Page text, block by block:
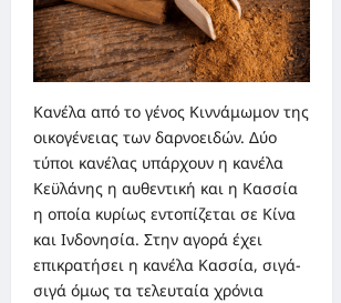
Κανέλα από το γένος Κιννάμωμον της
οικογένειας των δαρνοειδών. Δύο
τύποι κανέλας υπάρχουν η κανέλα
Κεϋλάνης η αυθεντική και η Κασσία
η οποία κυρίως εντοπίζεται σε Κίνα
και Ινδονησία. Στην αγορά έχει
επικρατήσει η κανέλα Κασσία, σιγά-
σιγά όμως τα τελευταία χρόνια